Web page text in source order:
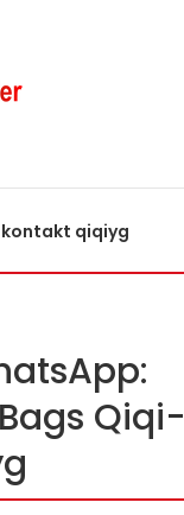
kontakt qiqiyg
Qiqi-